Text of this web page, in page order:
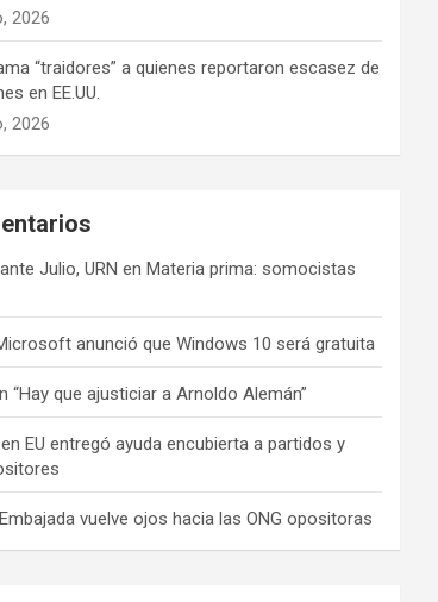
2026
“traidores” a quienes reportaron escasez de
en EE.UU.
2026
Julio, URN en Materia prima: somocistas
anunció que Windows 10 será gratuita
“Hay que ajusticiar a Arnoldo Alemán”
en EU entregó ayuda encubierta a partidos y
Embajada vuelve ojos hacia las ONG opositoras